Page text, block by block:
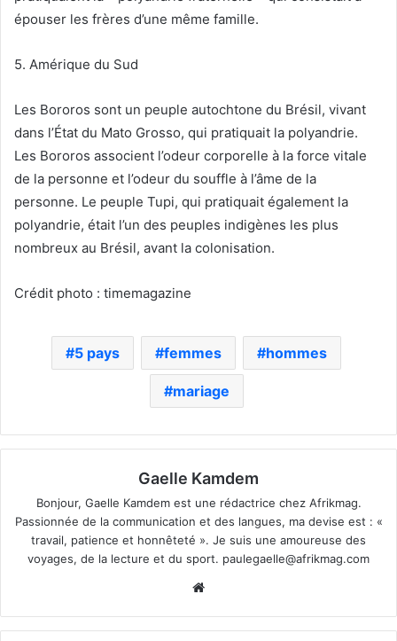
épouser les frères d’une même famille.
5. Amérique du Sud
Les Bororos sont un peuple autochtone du Brésil, vivant
dans l’État du Mato Grosso, qui pratiquait la polyandrie.
Les Bororos associent l’odeur corporelle à la force vitale
de la personne et l’odeur du souffle à l’âme de la
personne. Le peuple Tupi, qui pratiquait également la
polyandrie, était l’un des peuples indigènes les plus
nombreux au Brésil, avant la colonisation.
Crédit photo : timemagazine
5 pays femmes hommes
mariage
Gaelle Kamdem
Bonjour, Gaelle Kamdem est une rédactrice chez Afrikmag.
Passionnée de la communication et des langues, ma devise est : «
travail, patience et honnêteté ». Je suis une amoureuse des
voyages, de la lecture et du sport. paulegaelle@afrikmag.com